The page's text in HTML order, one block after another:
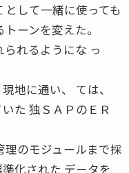
して一緒に使っても
ーンを変えた。
れるようにな っ
地に通い、 ては、
た 独ＳＡＰのＥＲ
のモジュールまで採
化された データを